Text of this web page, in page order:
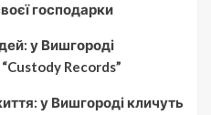
господарки
у Вишгороді
Records”
у Вишгороді кличуть